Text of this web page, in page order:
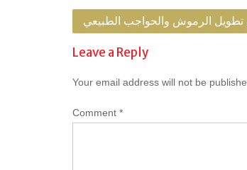
Post
الرموش والحواجب الطبيعي
Leave a Reply
Your email address will not be
Comment *